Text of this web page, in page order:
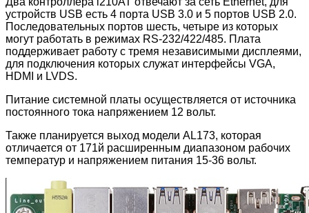
устройств USB есть 4 порта USB 3.0 и 5 портов USB 2.0.
Последовательных портов шесть, четыре из которых
могут работать в режимах RS-232/422/485. Плата
поддерживает работу с тремя независимыми дисплеями,
для подключения которых служат интерфейсы VGA,
HDMI и LVDS.
Питание системной платы осуществляется от источника
постоянного тока напряжением 12 вольт.
Также планируется выход модели AL173, которая
отличается от 171й расширенным диапазоном рабочих
температур и напряжением питания 15-36 вольт.